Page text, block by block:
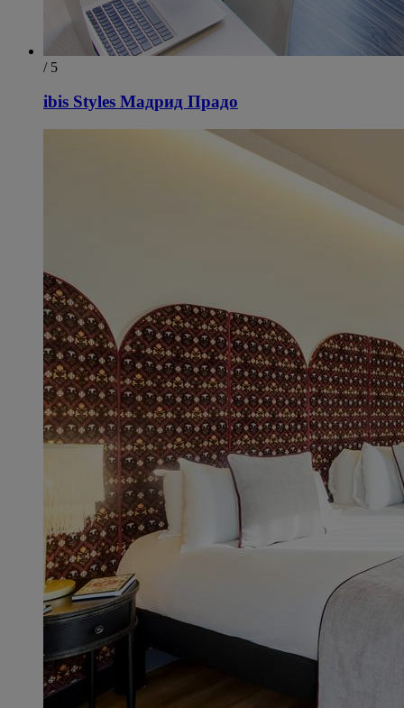
/ 5
ibis Styles Мадрид Прадо